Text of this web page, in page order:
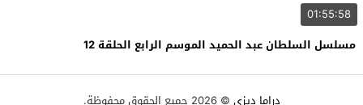
01:55:58
مسلسل السلطان عبد الحميد الموسم الرابع الحلقة 12
دراما ديزي © 2026 جميع الحقوق محفوظة.